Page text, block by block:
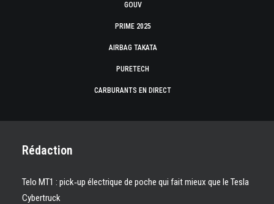
GOUV
PRIME 2025
AIRBAG TAKATA
PURETECH
CARBURANTS EN DIRECT
Rédaction
Telo MT1 : pick‑up électrique de poche qui fait mieux que le Tesla
Cybertruck